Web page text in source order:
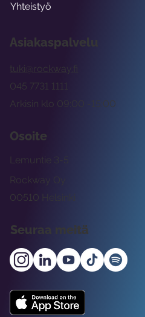
Asiakaspalvelu
tuki@rockway.fi
Arkisin klo 09:00 -15:00
045 7731 1111
Osoite
Rockway Oy
Lemuntie 3-5
00510 Helsinki
Seuraa meitä
Yhteistyö